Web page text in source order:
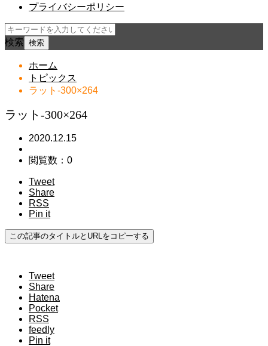
プライバシーポリシー
検索
ホーム
トピックス
ラット-300×264
ラット-300×264
2020.12.15
閲覧数：0
Tweet
Share
RSS
Pin it
この記事のタイトルとURLをコピーする
Tweet
Share
Hatena
Pocket
RSS
feedly
Pin it